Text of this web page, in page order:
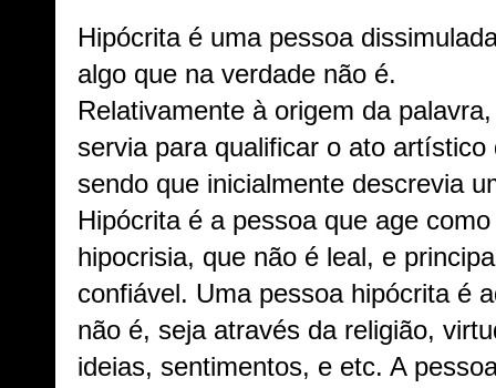
Hipócrita é uma pessoa
algo que na verdade não é.
Relativamente à origem da
servia para qualificar o ato
sendo que inicialmente descrevia
Hipócrita é a pessoa que age
hipocrisia, que não é leal, e
confiável. Uma pessoa hipócrita é
não é, seja através da religião,
ideias, sentimentos, e etc. A